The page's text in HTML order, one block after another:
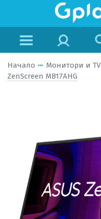
Начало Монитори и TV
ZenScreen MB17AHG